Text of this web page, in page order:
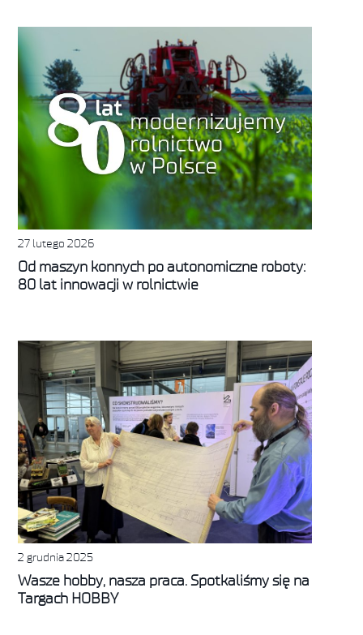
27 lutego 2026
Od maszyn konnych po autonomiczne roboty:
80 lat innowacji w rolnictwie
2 grudnia 2025
Wasze hobby, nasza praca. Spotkaliśmy się na
Targach HOBBY